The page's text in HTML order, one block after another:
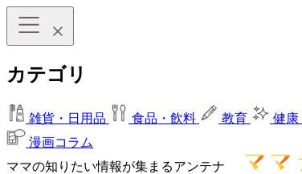
カテゴリ
雑貨・日用品 食品・飲料 教育 健康
漫画コラム
ママの知りたい情報が集まるアンテナ